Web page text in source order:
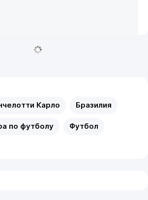
Карло Бразилия
по футболу Футбол